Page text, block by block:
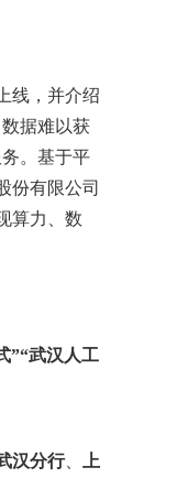
线，并介绍
据难以获
。基于平
份有限公司
算力、数
”“武汉人工
汉分行、
上